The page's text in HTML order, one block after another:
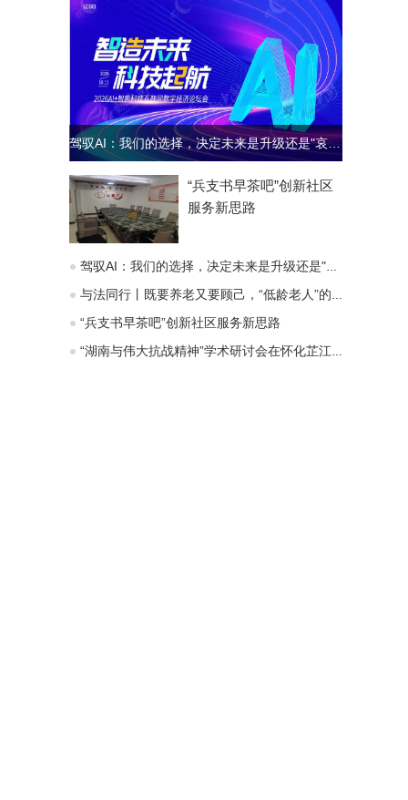
驾驭AI：我们的选择，决定未来是升级还是"哀歌"
“兵支书早茶吧”创新社区
服务新思路
驾驭AI：我们的选择，决定未来是升级还是"哀歌"
与法同行丨既要养老又要顾己，“低龄老人”的赡养义务能变通吗？
“兵支书早茶吧”创新社区服务新思路
“湖南与伟大抗战精神”学术研讨会在怀化芷江召开